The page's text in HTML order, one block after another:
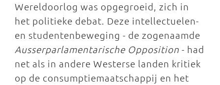
Wereldoorlog was opgegroeid, zich in
het politieke debat. Deze intellectuelen-
en studentenbeweging - de zogenaamde
Ausserparlamentarische Opposition - had
net als in andere Westerse landen kritiek
op de consumptiemaatschappij en het